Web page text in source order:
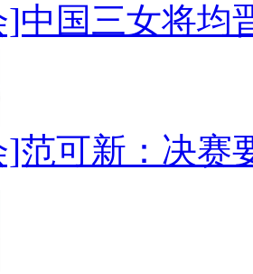
中国三女将均
范可新：决赛